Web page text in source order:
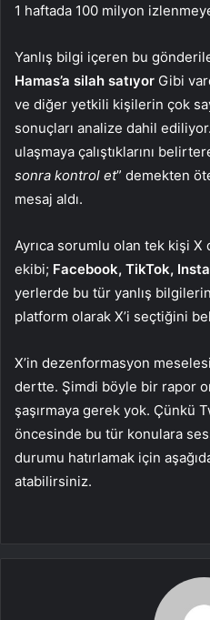
1 haftada 100 milyon
Yanlış bilgi içeren bu
Hamas’a silah satıyor Gibi
ve diğer yetkili kişilerin çok
sonuçları analize dahil
ulaşmaya çalıştıklarını
sonra kontrol et” demekten
mesaj aldı.
Ayrıca sorumlu olan tek kişi
ekibi; Facebook, TikTok,
yerlerde bu tür yanlış bilgilerin
platform olarak X’i seçtiğini
X’in dezenformasyon
dertte. Şimdi böyle bir rapor
şaşırmaya gerek yok. Çünkü
öncesinde bu tür konulara
durumu hatırlamak için
atabilirsiniz.